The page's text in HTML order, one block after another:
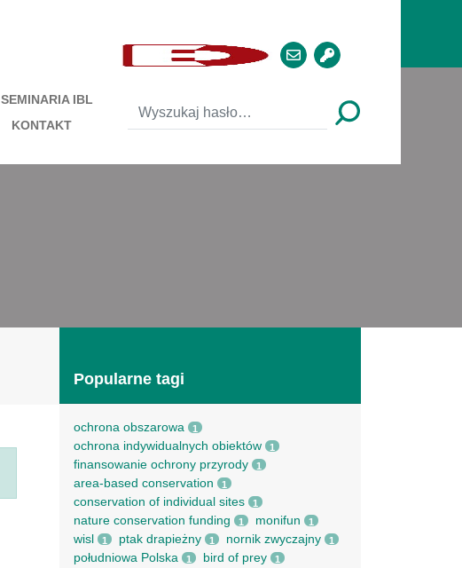
SEMINARIA IBL
KONTAKT
Popularne tagi
ochrona obszarowa 1
ochrona indywidualnych obiektów 1
finansowanie ochrony przyrody 1
area-based conservation 1
conservation of individual sites 1
nature conservation funding 1 monifun 1
wisl 1 ptak drapieżny 1 nornik zwyczajny 1
południowa Polska 1 bird of prey 1